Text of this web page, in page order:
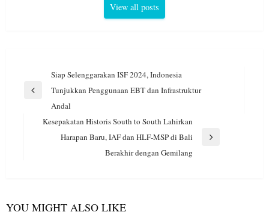
View all posts
Navigasi
pos
Siap Selenggarakan ISF 2024, Indonesia
Tunjukkan Penggunaan EBT dan Infrastruktur
Andal
Kesepakatan Historis South to South Lahirkan
Harapan Baru, IAF dan HLF-MSP di Bali
Berakhir dengan Gemilang
YOU MIGHT ALSO LIKE